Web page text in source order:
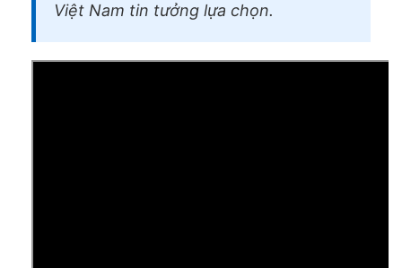
Việt Nam tin tưởng lựa chọn.